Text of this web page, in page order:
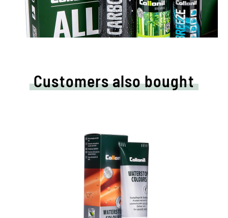
Customers also bought
Nourishing and water /dirt-
repellent coloured cream
Maintains all smooth leather and high-tech